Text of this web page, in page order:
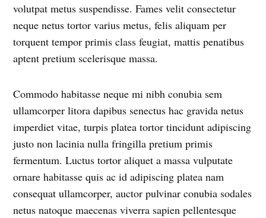
volutpat metus suspendisse. Fames velit consectetur
neque netus tortor varius metus, felis aliquam per
torquent tempor primis class feugiat, mattis penatibus
aptent pretium scelerisque massa.
Commodo habitasse neque mi nibh conubia sem
ullamcorper litora dapibus senectus hac gravida netus
imperdiet vitae, turpis platea tortor tincidunt adipiscing
justo non lacinia nulla fringilla pretium primis
fermentum. Luctus tortor aliquet a massa vulputate
ornare habitasse quis ac id adipiscing platea nam
consequat ullamcorper, auctor pulvinar conubia sodales
netus natoque maecenas viverra sapien pellentesque